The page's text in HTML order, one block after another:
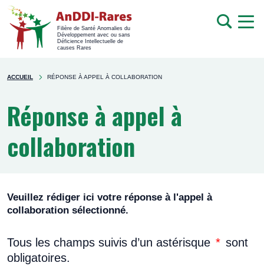
Filière de Santé Anomalies du
Développement avec ou sans
Déficience Intellectuelle de
causes Rares
Rechercher
sur
You're
ACCUEIL RÉPONSE À APPEL À COLLABORATION
Réponse à appel à
collaboration
Veuillez rédiger ici votre réponse à l'appel à
collaboration sélectionné.
Tous les champs suivis d’un astérisque * sont
obligatoires.